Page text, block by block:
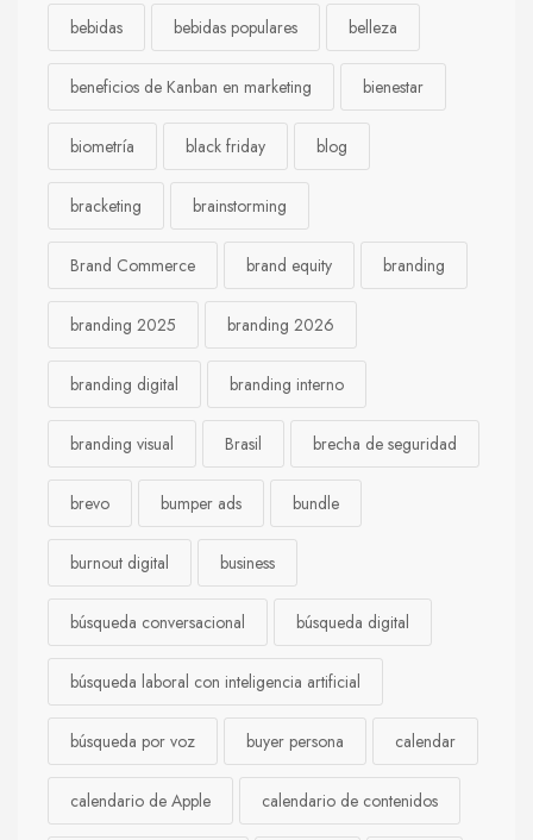
bebidas bebidas populares belleza
beneficios de Kanban en marketing bienestar
biometría black friday blog
bracketing brainstorming
Brand Commerce brand equity branding
branding 2025 branding 2026
branding digital branding interno
branding visual Brasil brecha de seguridad
brevo bumper ads bundle
burnout digital business
búsqueda conversacional búsqueda digital
búsqueda laboral con inteligencia artificial
búsqueda por voz buyer persona calendar
calendario de Apple calendario de contenidos